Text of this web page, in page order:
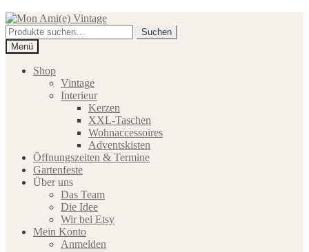
Zur
Navigation
springen
Zum
Inhalt
springen
Suche
nach:
Suchen
Menü
Shop
Vintage
Interieur
Kerzen
XXL-Taschen
Wohnaccessoires
Adventskisten
Öffnungszeiten & Termine
Gartenfeste
Über uns
Das Team
Die Idee
Wir bei Etsy
Mein Konto
Anmelden